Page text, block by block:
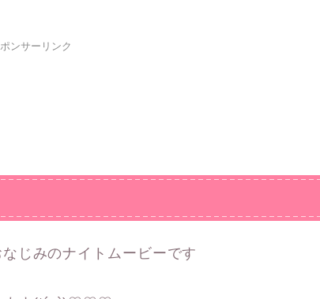
ンサーリンク
じみのナイトムービーです